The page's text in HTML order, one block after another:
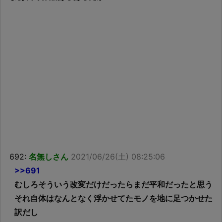
692: 名無しさん 2021/06/26(土) 08:25:06
>>691
むしろそういう改変だけだったらまだ平和だったと思う
それ自体はなんとなく浮かせてたモノを地に足つかせた
訳だし